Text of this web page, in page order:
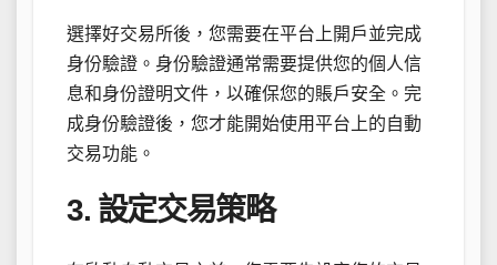
選擇好交易所後，您需要在平台上開戶並完成
身份驗證。身份驗證通常需要提供您的個人信
息和身份證明文件，以確保您的賬戶安全。完
成身份驗證後，您才能開始使用平台上的自動
交易功能。
3. 設定交易策略